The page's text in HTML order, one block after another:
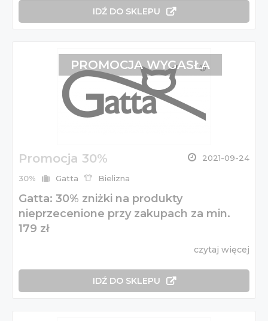
IDŹ DO SKLEPU
Promocja 30% 2021-09-24
30% Gatta Bielizna
Gatta: 30% zniżki na produkty
nieprzecenione przy zakupach za min.
179 zł
czytaj więcej
IDŹ DO SKLEPU
PROMOCJA WYGASŁA